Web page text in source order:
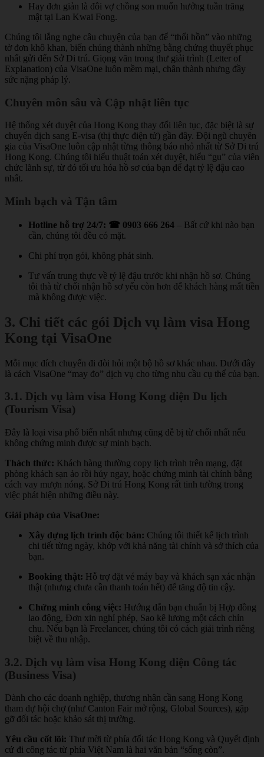
Hay đơn giản là đôi vợ chồng son muốn hưởng tuần trăng
mật tại Lan Kwai Fong.
Chúng tôi lắng nghe câu chuyện của bạn để “thổi hồn” vào những
tờ đơn khô khan, biến chúng thành những bằng chứng thuyết phục
nhất gửi đến Sở Di trú. Giọng văn trong thư giải trình (Letter of
Explanation) của VisaOne luôn mềm mại, chân thành nhưng đầy
sức nặng pháp lý.
Chuyên môn sâu và Cập nhật liên tục
Hệ thống xét duyệt của Hong Kong thay đổi liên tục, đặc biệt là sự
chuyển dịch sang E-visa (thị thực điện tử) gần đây. Đội ngũ chuyên
gia của VisaOne luôn cập nhật từng thông báo nhỏ nhất từ Sở Di trú
Hong Kong. Chúng tôi hiểu thuật toán xét duyệt, hiểu “gu” của viên
chức lãnh sự, từ đó tối ưu hóa hồ sơ của bạn để đạt tỷ lệ đậu cao
nhất.
Minh bạch và Tận tâm
Hotline hỗ trợ 24/7: ☎ 0903 666 264 – Bất cứ khi nào bạn
cần, chúng tôi đều có mặt.
Chi phí trọn gói, không phát sinh.
Tư vấn trung thực về tỷ lệ đậu trước khi nhận hồ sơ. Chúng
tôi thà từ chối nhận hồ sơ yếu còn hơn để khách hàng mất tiền
mà không được việc.
3. Chi tiết các gói Dịch vụ làm visa Hong
Kong tại VisaOne
Mỗi mục đích chuyến đi đòi hỏi một bộ hồ sơ khác nhau. Dưới đây
là cách VisaOne “may đo” dịch vụ cho từng nhu cầu cụ thể của bạn.
3.1. Dịch vụ làm visa Hong Kong diện Du lịch
(Tourism Visa)
Đây là loại visa phổ biến nhất nhưng cũng dễ bị từ chối nhất nếu
không chứng minh được sự minh bạch.
Thách thức: Khách hàng thường copy lịch trình trên mạng, đặt
phòng khách sạn ảo rồi hủy ngay, hoặc chứng minh tài chính bằng
cách vay mượn nóng. Sở Di trú Hong Kong rất tinh tường trong
việc phát hiện những điều này.
Giải pháp của VisaOne:
Xây dựng lịch trình độc bản: Chúng tôi thiết kế lịch trình
chi tiết từng ngày, khớp với khả năng tài chính và sở thích của
bạn.
Booking thật: Hỗ trợ đặt vé máy bay và khách sạn xác nhận
thật (nhưng chưa cần thanh toán hết) để tăng độ tin cậy.
Chứng minh công việc: Hướng dẫn bạn chuẩn bị Hợp đồng
lao động, Đơn xin nghỉ phép, Sao kê lương một cách chỉn
chu. Nếu bạn là Freelancer, chúng tôi có cách giải trình riêng
biệt về thu nhập.
3.2. Dịch vụ làm visa Hong Kong diện Công tác
(Business Visa)
Dành cho các doanh nghiệp, thương nhân cần sang Hong Kong
tham dự hội chợ (như Canton Fair mở rộng, Global Sources), gặp
gỡ đối tác hoặc khảo sát thị trường.
Yêu cầu cốt lõi: Thư mời từ phía đối tác Hong Kong và Quyết định
cử đi công tác từ phía Việt Nam là hai văn bản “sống còn”.